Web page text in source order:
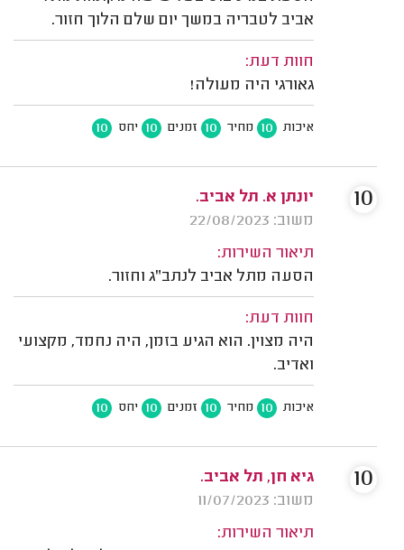
אביב לטבריה במשך יום שלם הלוך חזור.
חוות דעת:
גאורגי היה מעולה!
איכות 10 מחיר 10 זמנים 10 יחס 10
יונתן א. תל אביב.
משוב: 22/08/2023
תיאור השירות:
הסעה מתל אביב לנתב"ג וחזור.
חוות דעת:
היה מצוין. הוא הגיע בזמן, היה נחמד, מקצועי
ואדיב.
איכות 10 מחיר 10 זמנים 10 יחס 10
10
גיא חן, תל אביב.
משוב: 11/07/2023
תיאור השירות:
10